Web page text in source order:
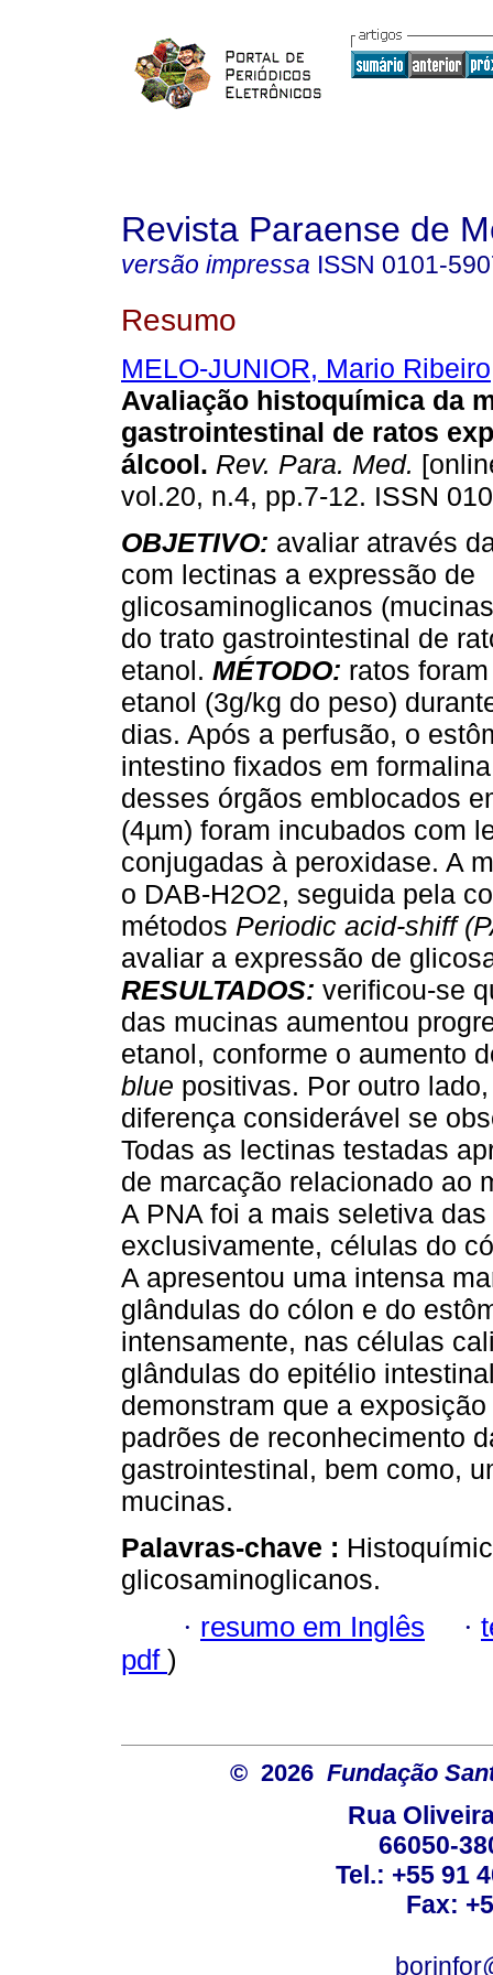
Revista Paraense de
versão impressa ISSN 0101-
Resumo
MELO-JUNIOR, Mario Ribeiro
Avaliação histoquímica da
gastrointestinal de ratos
álcool. Rev. Para. Med.
vol.20, n.4, pp.7-12. ISSN
OBJETIVO: avaliar através
com lectinas a expressão de
glicosaminoglicanos
do trato gastrointestinal de
etanol. MÉTODO: ratos
etanol (3g/kg do peso)
dias. Após a perfusão, o
intestino fixados em
desses órgãos emblocados
(4µm) foram incubados com
conjugadas à peroxidase. A
o DAB-H2O2, seguida pela
métodos Periodic acid-shiff
avaliar a expressão de
RESULTADOS: verificou-se
das mucinas aumentou
etanol, conforme o aumento
blue positivas. Por outro
diferença considerável se
Todas as lectinas testadas
de marcação relacionado ao
A PNA foi a mais seletiva
exclusivamente, células do
A apresentou uma intensa
glândulas do cólon e do
intensamente, nas células
glândulas do epitélio
demonstram que a
padrões de reconhecimento
gastrointestinal, bem como,
mucinas.
Palavras-chave :
glicosaminoglicanos.
· resumo em Inglês ·
pdf )
© 2026 Fundação
Rua
66050-
Tel.: +55 91
Fax: